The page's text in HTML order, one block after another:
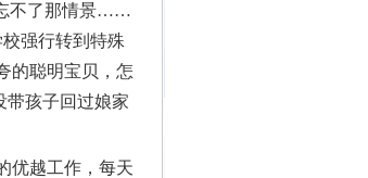
不了那情景……
强行转到特殊
的聪明宝贝，怎
带孩子回过娘家
优越工作，每天